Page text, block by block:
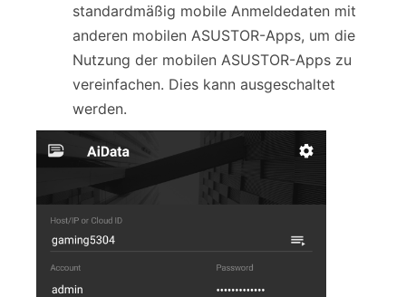
standardmäßig mobile Anmeldedaten mit
anderen mobilen ASUSTOR-Apps, um die
Nutzung der mobilen ASUSTOR-Apps zu
vereinfachen. Dies kann ausgeschaltet
werden.